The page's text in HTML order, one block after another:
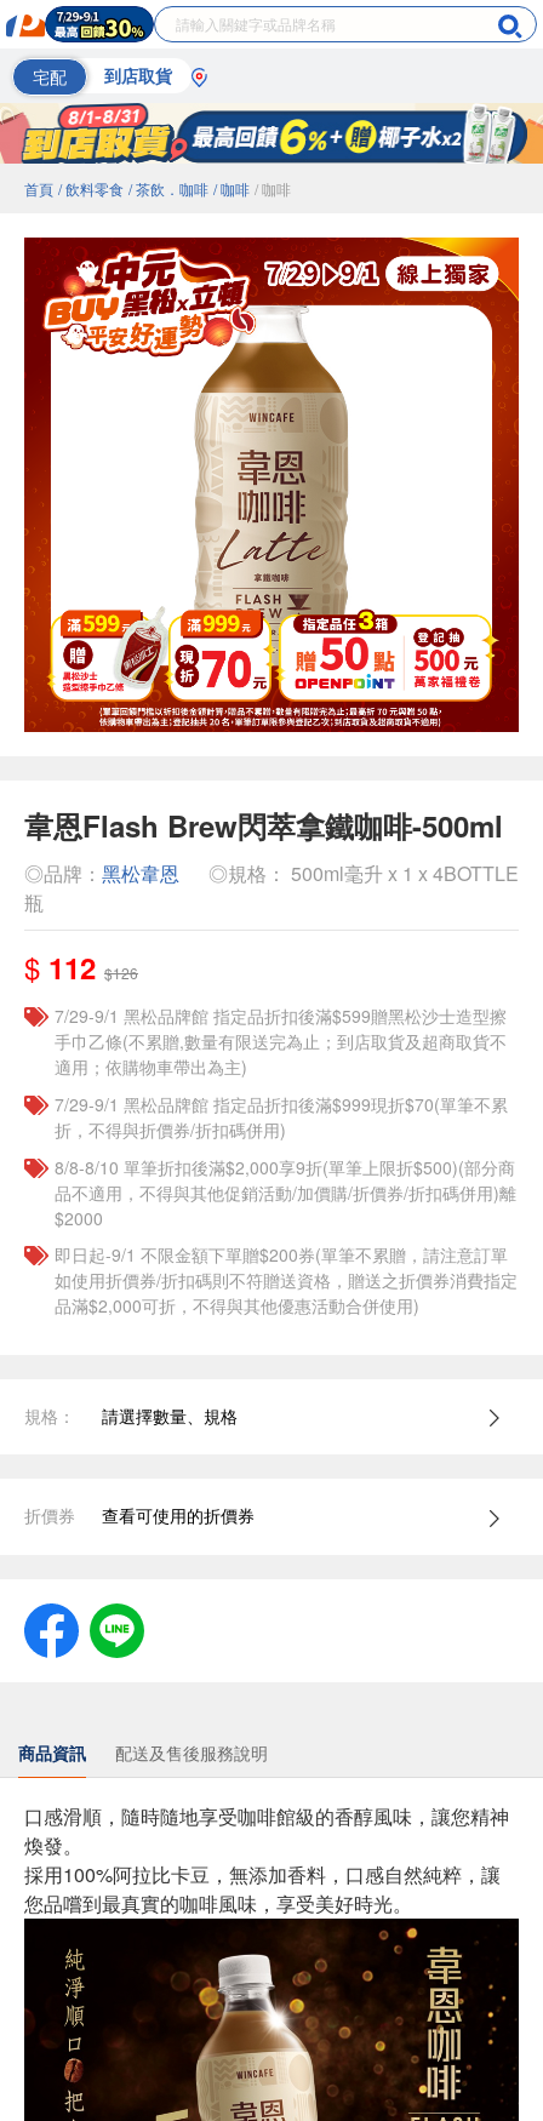
宅配 到店取貨
首頁 / 飲料零食 / 茶飲．咖啡 / 咖啡 / 咖啡
韋恩Flash Brew閃萃拿鐵咖啡-500ml
◎品牌： 黑松韋恩
◎規格： 500ml毫升 x 1 x 4BOTTLE
瓶
$ 112 $126
7/29-9/1 黑松品牌館 指定品折扣後滿$599贈黑松沙士造型擦
手巾乙條(不累贈,數量有限送完為止；到店取貨及超商取貨不
適用；依購物車帶出為主)
7/29-9/1 黑松品牌館 指定品折扣後滿$999現折$70(單筆不累
折，不得與折價券/折扣碼併用)
8/8-8/10 單筆折扣後滿$2,000享9折(單筆上限折$500)(部分商
品不適用，不得與其他促銷活動/加價購/折價券/折扣碼併用)離
$2000
即日起-9/1 不限金額下單贈$200券(單筆不累贈，請注意訂單
如使用折價券/折扣碼則不符贈送資格，贈送之折價券消費指定
品滿$2,000可折，不得與其他優惠活動合併使用)
規格： 請選擇數量、規格
折價券 查看可使用的折價券
商品資訊 配送及售後服務說明
口感滑順，隨時隨地享受咖啡館級的香醇風味，讓您精神
煥發。
採用100%阿拉比卡豆，無添加香料，口感自然純粹，讓
您品嚐到最真實的咖啡風味，享受美好時光。